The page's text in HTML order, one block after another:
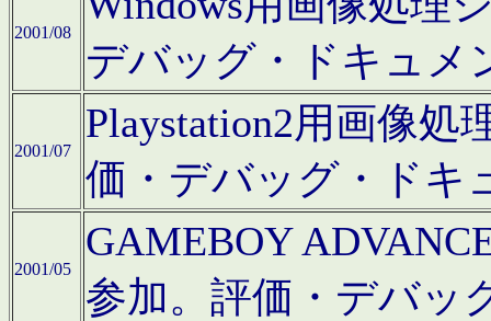
2001/08
デバッグ・ドキュメ
2001/07
Playstation2用画像
価・デバッグ・ドキ
2001/05
GAMEBOY
参加。評価・デバッ